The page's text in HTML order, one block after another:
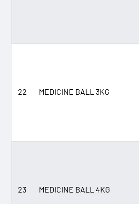
22 MEDICINE BALL 3KG
23 MEDICINE BALL 4KG